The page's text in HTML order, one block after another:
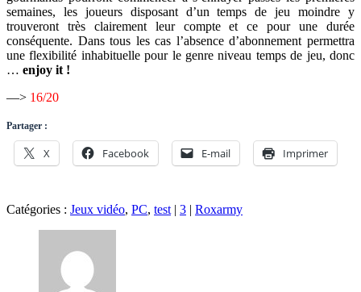
semaines, les joueurs disposant d’un temps de jeu moindre y
trouveront très clairement leur compte et ce pour une durée
conséquente. Dans tous les cas l’absence d’abonnement permettra
une flexibilité inhabituelle pour le genre niveau temps de jeu, donc
… enjoy it !
—> 16/20
Partager :
X Facebook E-mail Imprimer
Catégories : Jeux vidéo, PC, test | 3 | Roxarmy